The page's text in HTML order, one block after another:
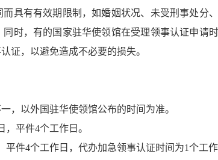
具有有效期限制，如婚姻状况、未受刑事处分
时，有的国家驻华使领馆在受理领事认证申请
证，以避免造成不必要的损失。
，以外国驻华使领馆公布的时间为准。
平件4个工作日。
4个工作日，代办加急领事认证时间为1个工作